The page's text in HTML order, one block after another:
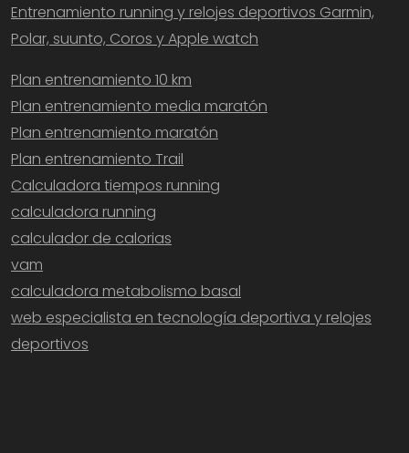
Entrenamiento running y relojes deportivos Garmin,
Polar, suunto, Coros y Apple watch
Plan entrenamiento 10 km
Plan entrenamiento media maratón
Plan entrenamiento maratón
Plan entrenamiento Trail
Calculadora tiempos running
calculadora running
calculador de calorias
vam
calculadora metabolismo basal
web especialista en tecnología deportiva y relojes
deportivos